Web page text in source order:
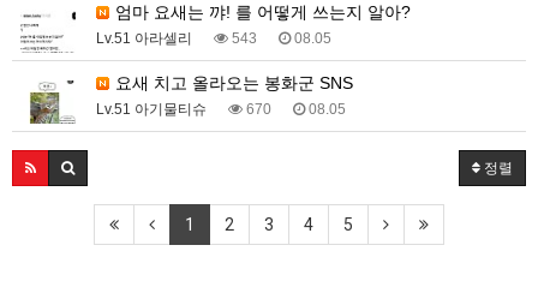
엄마 요새는 꺄! 를 어떻게 쓰는지 알아?
Lv.51 아라셀리 543 08.05
요새 치고 올라오는 봉화군 SNS
Lv.51 아기물티슈 670 08.05
정렬
1 2 3 4 5